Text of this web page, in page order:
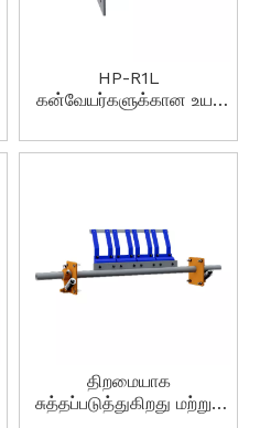
HP-R1L
கன்வேயர்களுக்கான உயர்
ரிட்டர்ன் பெல்ட் கிளீனர்
திறமையாக
சுத்தப்படுத்துகிறது மற்றும்